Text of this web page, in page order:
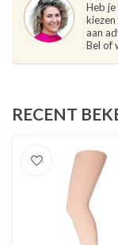
Heb
aan
Bel of
RECENT